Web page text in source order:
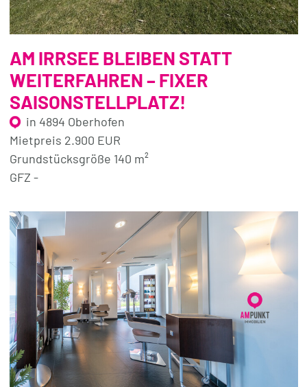
AM IRRSEE BLEIBEN STATT
WEITERFAHREN – FIXER
SAISONSTELLPLATZ!
in 4894 Oberhofen
Mietpreis 2.900 EUR
Grundstücksgröße 140 m²
GFZ -